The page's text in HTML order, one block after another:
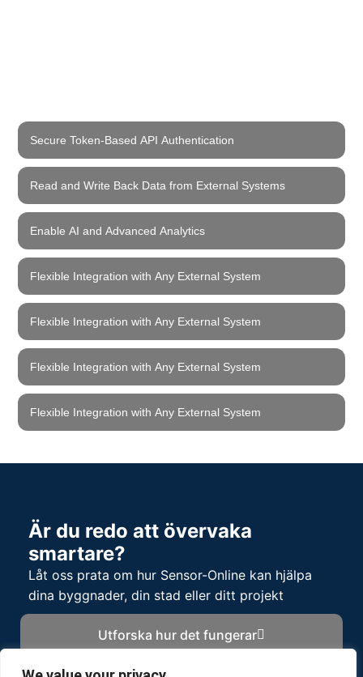
Secure Token-Based API Authentication
Read and Write Back Data from External Systems
Enable AI and Advanced Analytics
Flexible Integration with Any External System
Flexible Integration with Any External System
Flexible Integration with Any External System
Flexible Integration with Any External System
Är du redo att övervaka
smartare?
Låt oss prata om hur Sensor-Online kan hjälpa
dina byggnader, din stad eller ditt projekt
Utforska hur det fungerar